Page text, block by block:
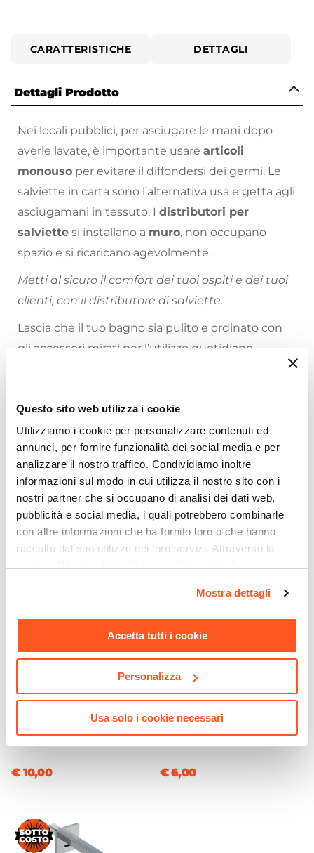
Questo sito web utilizza i cookie
Utilizziamo i cookie per personalizzare contenuti ed
annunci, per fornire funzionalità dei social media e per
analizzare il nostro traffico. Condividiamo inoltre
informazioni sul modo in cui utilizza il nostro sito con i
nostri partner che si occupano di analisi dei dati web,
pubblicità e social media, i quali potrebbero combinarle
con altre informazioni che ha fornito loro o che hanno
raccolto dal suo utilizzo dei loro servizi. Attraverso la
momento. Per maggiori informazioni si invita a leggere la
Mostra dettagli
Accetta tutti i cookie
Personalizza
Usa solo i cookie necessari
CARATTERISTICHE DETTAGLI
Dettagli Prodotto
Nei locali pubblici, per asciugare le mani dopo
averle lavate, è importante usare articoli
monouso per evitare il diffondersi dei germi. Le
salviette in carta sono l’alternativa usa e getta agli
asciugamani in tessuto. I distributori per
salviette si installano a muro, non occupano
spazio e si ricaricano agevolmente.
Metti al sicuro il comfort dei tuoi ospiti e dei tuoi
clienti, con il distributore di salviette.
Lascia che il tuo bagno sia pulito e ordinato con
gli accessori mirati per l’utilizzo quotidiano.
Riepilogo Caratteristiche
Tipologia
Distributore di salviette
Installazione
A muro
Colore
Cromo
Materiale
Acciaio INOX
Finitura
Caratteristiche
Marca
Gedy
Ti suggeriamo anche
CODICE:212713
Set 2 appendiabiti da muro
€ 10,00
CODICE:50520200301
Porta phon Gedy in resina
€ 6,00